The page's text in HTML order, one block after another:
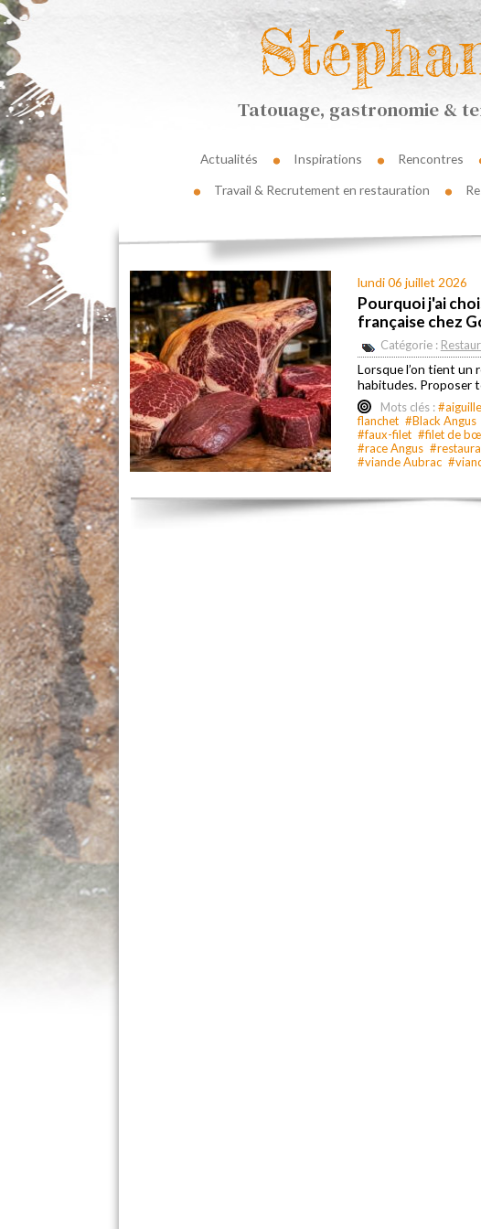
Tatouage, gastronomie &
Actualités Inspirations Rencontres
Travail & Recrutement en restauration
lundi 06 juillet 2026
Pourquoi j'ai
française chez
Catégorie :
Lorsque l’on tient un
habitudes. Proposer
Mots clés :
flanchet #Black Angus
#faux-filet #filet de
#race Angus
#viande Aubrac